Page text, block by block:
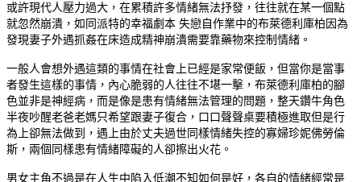
或許現代人壓力過大，在累積許多情緒無法抒發，往往就在某一個點
就忽然崩潰，如同派特的幸福劇本 失戀自作業中的布萊德利庫柏因為
發現妻子外遇抓姦在床造成精神崩潰需要靠藥物來控制情緒。
一般人會想外遇這類的事情在社會上已經是家常便飯，但當你是當事
者發生這樣的事情，內心脆弱的人往往不堪一擊，布萊德利庫柏的腳
色並非是神經病，而是像是患有情緒無法管理的問題，整天鑽牛角色
半夜吵醒老爸老媽只希望跟妻子復合，口口聲聲桌要積極進取但是行
為上卻無法做到，遇上由於丈夫過世同樣情緒失控的寡婦珍妮佛勞倫
斯，兩個同樣患有情緒障礙的人卻擦出火花。
男女主角不過是在人生中陷入低潮不知如何是好，各自的情緒經常是